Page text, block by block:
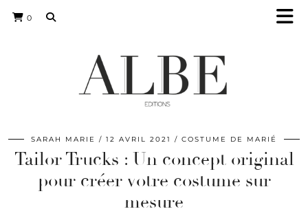
0
SARAH MARIE 12 AVRIL 2021 COSTUME DE MARIÉ
Tailor Trucks : Un concept original
pour créer votre costume sur
mesure